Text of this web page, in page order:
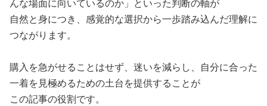
んな場面に向いているのか」といった判断の軸が
自然と身につき、感覚的な選択から一歩踏み込んだ理解に
つながります。
購入を急がせることはせず、迷いを減らし、自分に合った
一着を見極めるための土台を提供することが
この記事の役割です。